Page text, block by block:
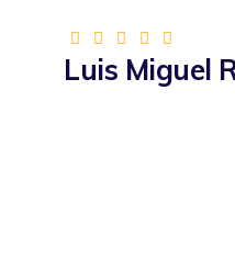
Luis Miguel